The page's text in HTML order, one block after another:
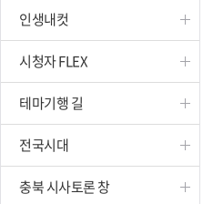
보은
옥천
인생내컷
시청자 FLEX
테마기행 길
전국시대
충북 시사토론 창